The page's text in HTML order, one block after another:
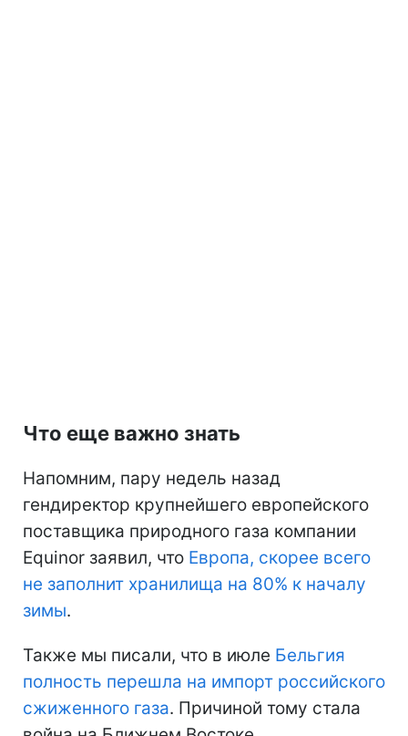
Что еще важно знать
Напомним, пару недель назад
гендиректор крупнейшего европейского
поставщика природного газа компании
Equinor заявил, что Европа, скорее всего
не заполнит хранилища на 80% к началу
зимы.
Также мы писали, что в июле Бельгия
полность перешла на импорт российского
сжиженного газа. Причиной тому стала